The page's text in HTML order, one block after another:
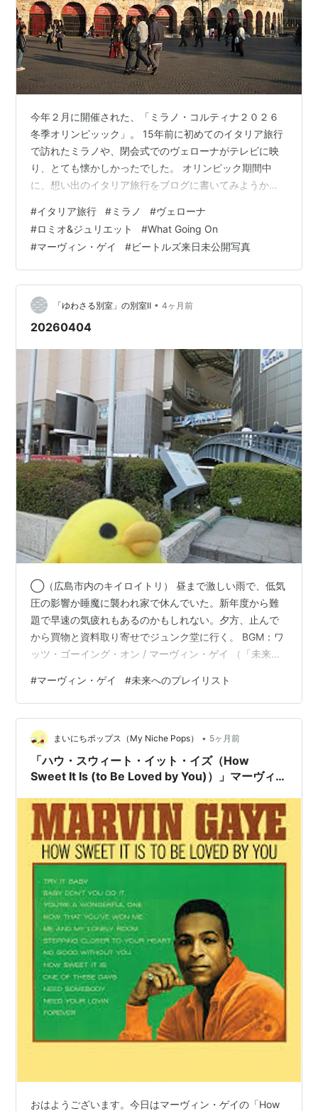
今年２月に開催された、「ミラノ・コルティナ２０２６
冬季オリンピッック」。 15年前に初めてのイタリア旅行
で訪れたミラノや、閉会式でのヴェローナがテレビに映
り、とても懐かしかったでした。 オリンピック期間中
に、想い出のイタリア旅行をブログに書いてみようかと
けて振り返ってみようかと思いました。 かなり前のこと
なので、当時デジカメで撮った写真中心の記事になりま
すが。 「クラブツーリズム」主催の「イタリア１２の世
界遺産めぐり９日間」というツアーに、中学時代の友人
と二人で参加しました。 先ずはイタリア北部のミラノへ
飛び、そこから南へ下るルート。 ヴェロー…
#イタリア旅行 #ミラノ #ヴェローナ
#ロミオ&ジュリエット #What Going On
#マーヴィン・ゲイ #ビートルズ来日未公開写真
「ゆわさる別室」の別室Ⅱ • 4ヶ月前
20260404
◯（広島市内のキイロイトリ） 昼まで激しい雨で、低気
圧の影響か睡魔に襲われ家で休んでいた。新年度から難
題で早速の気疲れもあるのかもしれない。夕方、止んで
から買物と資料取り寄せでジュンク堂に行く。 BGM：ワ
ッツ・ゴーイング・オン / マーヴィン・ゲイ （「未来へ
直「後追い」でこのsoundのatmosphereの美しさから70
年代の渡辺岳夫的に知った曲だが、まさかこの過去に歌
われた歌のメッセージ性が切実に希求される時代が50年
60年後に戻ってきてしまうなどとは、30年前には考えて
なかった。それだけ21世紀のくせに幼稚で時代遅れな
迷…
#マーヴィン・ゲイ #未来へのプレイリスト
まいにちポップス（My Niche Pops） • 5ヶ月前
「ハウ・スウィート・イット・イズ（How
Sweet It Is (to Be Loved by You)）」マーヴィ
おはようございます。今日はマーヴィン・ゲイの「How